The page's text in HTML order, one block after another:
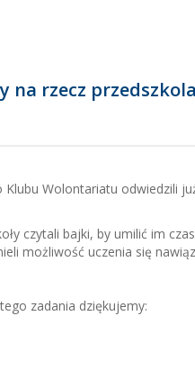
na rzecz
Wolontariatu odwiedzili
bajki, by umilić im
możliwość uczenia się
zadania dziękujemy: